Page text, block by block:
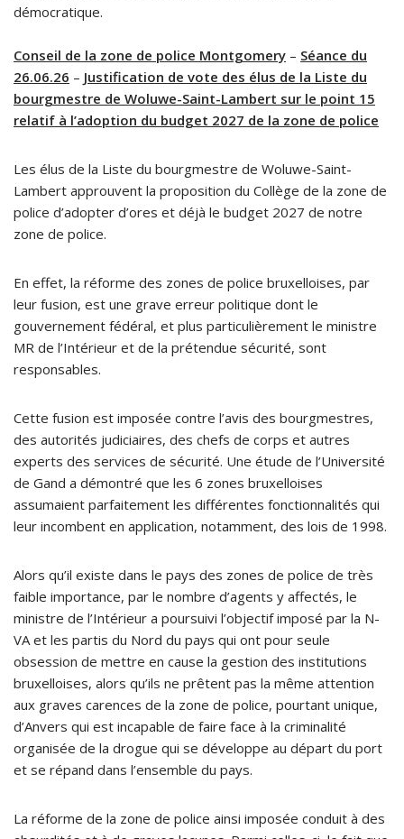
démocratique.
Conseil de la zone de police Montgomery – Séance du
26.06.26 – Justification de vote des élus de la Liste du
bourgmestre de Woluwe-Saint-Lambert sur le point 15
relatif à l’adoption du budget 2027 de la zone de police
Les élus de la Liste du bourgmestre de Woluwe-Saint-
Lambert approuvent la proposition du Collège de la zone de
police d’adopter d’ores et déjà le budget 2027 de notre
zone de police.
En effet, la réforme des zones de police bruxelloises, par
leur fusion, est une grave erreur politique dont le
gouvernement fédéral, et plus particulièrement le ministre
MR de l’Intérieur et de la prétendue sécurité, sont
responsables.
Cette fusion est imposée contre l’avis des bourgmestres,
des autorités judiciaires, des chefs de corps et autres
experts des services de sécurité. Une étude de l’Université
de Gand a démontré que les 6 zones bruxelloises
assumaient parfaitement les différentes fonctionnalités qui
leur incombent en application, notamment, des lois de 1998.
Alors qu’il existe dans le pays des zones de police de très
faible importance, par le nombre d’agents y affectés, le
ministre de l’Intérieur a poursuivi l’objectif imposé par la N-
VA et les partis du Nord du pays qui ont pour seule
obsession de mettre en cause la gestion des institutions
bruxelloises, alors qu’ils ne prêtent pas la même attention
aux graves carences de la zone de police, pourtant unique,
d’Anvers qui est incapable de faire face à la criminalité
organisée de la drogue qui se développe au départ du port
et se répand dans l’ensemble du pays.
La réforme de la zone de police ainsi imposée conduit à des